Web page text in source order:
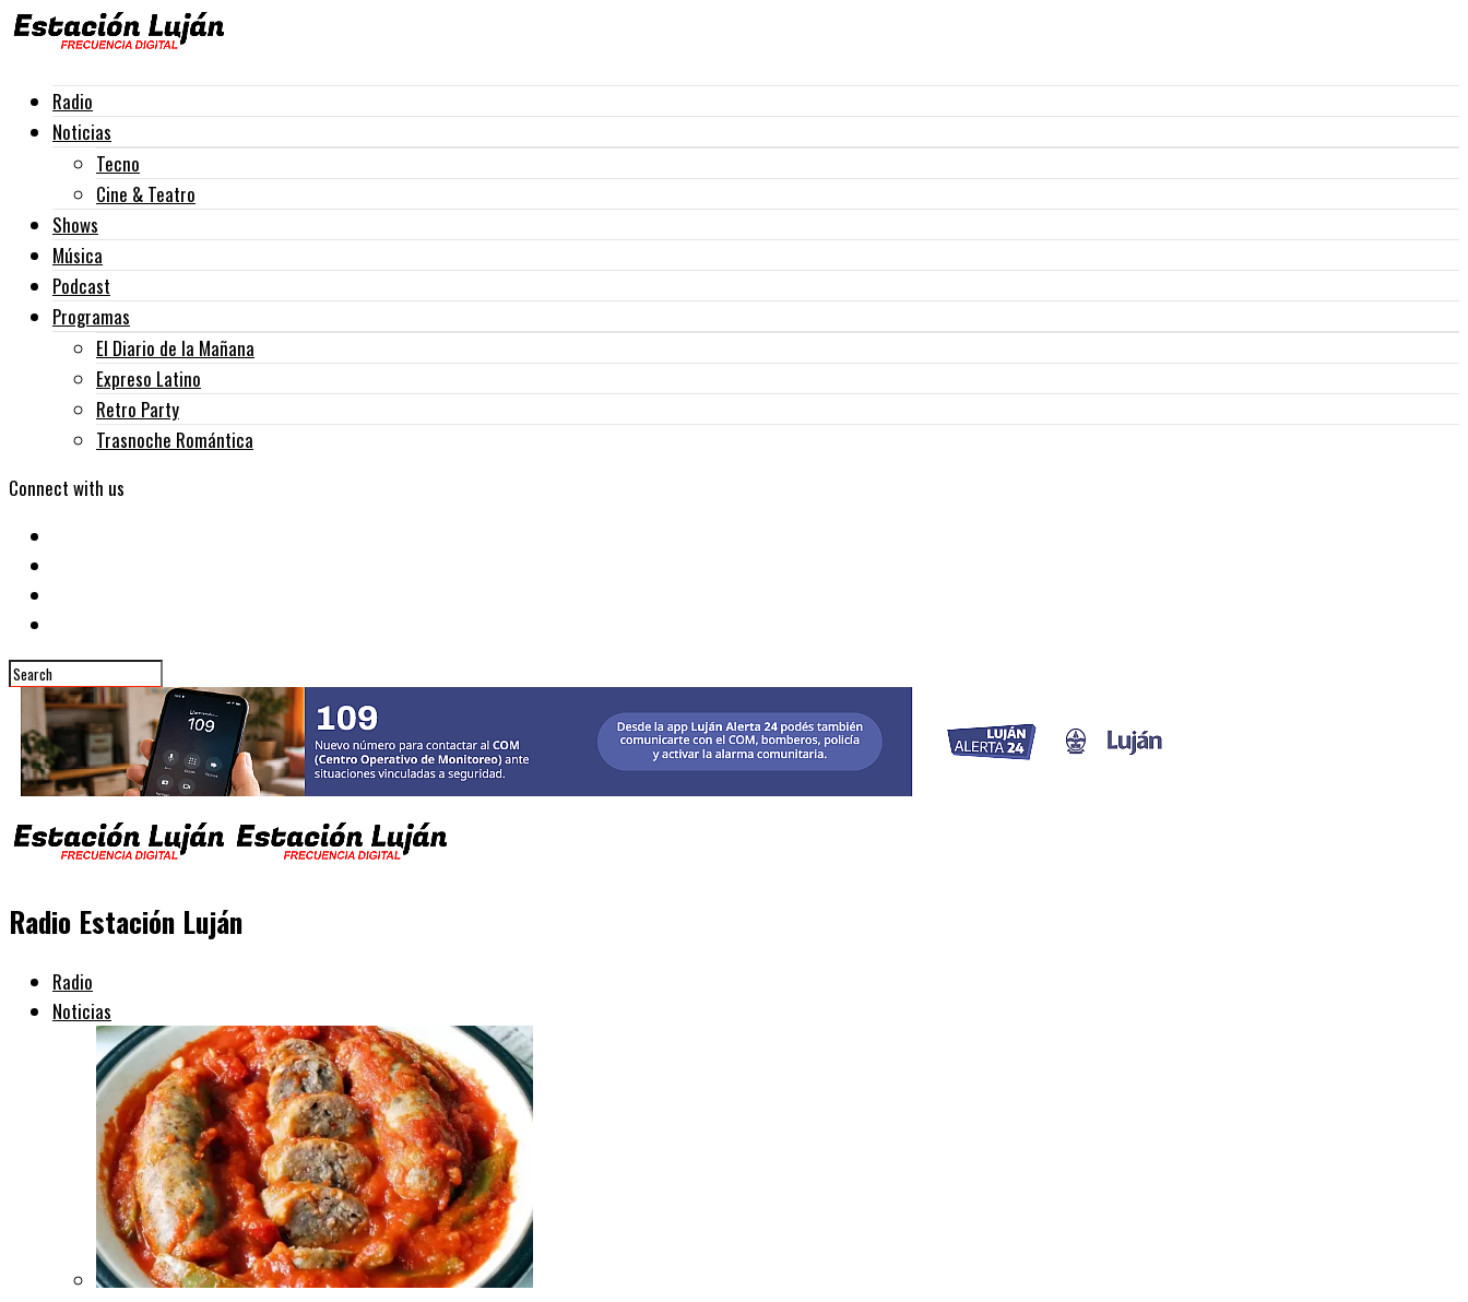
Radio
Noticias
Tecno
Cine & Teatro
Shows
Música
Podcast
Programas
El Diario de la Mañana
Expreso Latino
Retro Party
Trasnoche Romántica
Connect with us
Radio Estación Luján
Radio
Noticias